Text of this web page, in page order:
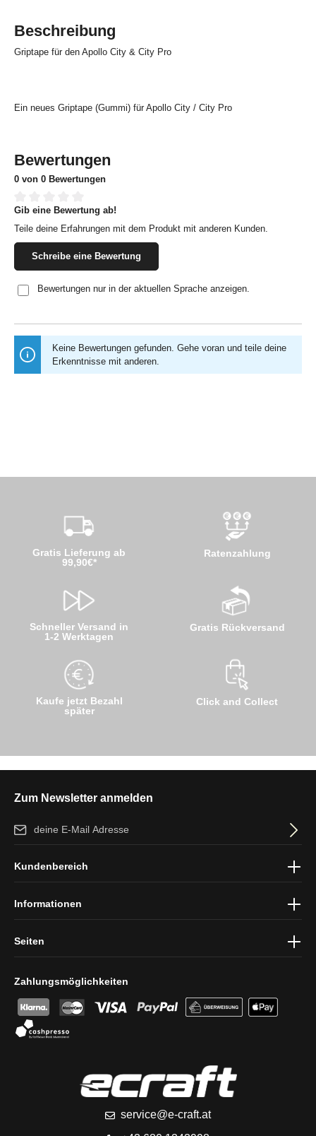
Beschreibung
Griptape für den Apollo City & City Pro
Ein neues Griptape (Gummi) für Apollo City / City Pro
Bewertungen
0 von 0 Bewertungen
Durchschnittliche Bewertung von 0 von 5 Sternen
Gib eine Bewertung ab!
Teile deine Erfahrungen mit dem Produkt mit anderen Kunden.
Schreibe eine Bewertung
Bewertungen nur in der aktuellen Sprache anzeigen.
Keine Bewertungen gefunden. Gehe voran und teile deine
Erkenntnisse mit anderen.
Gratis Lieferung ab
99,90€*
Schneller Versand in
1-2 Werktagen
Kaufe jetzt Bezahl
später
Ratenzahlung
Gratis Rückversand
Click and Collect
Zum Newsletter anmelden
E-Mail-Adresse*
und dieAGBgelesen und bin mit ihnen einverstanden.
Zahlungsmöglichkeiten
service@e-craft.at
Kundenbereich
Informationen
Seiten